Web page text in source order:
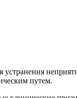
устранения
путем.